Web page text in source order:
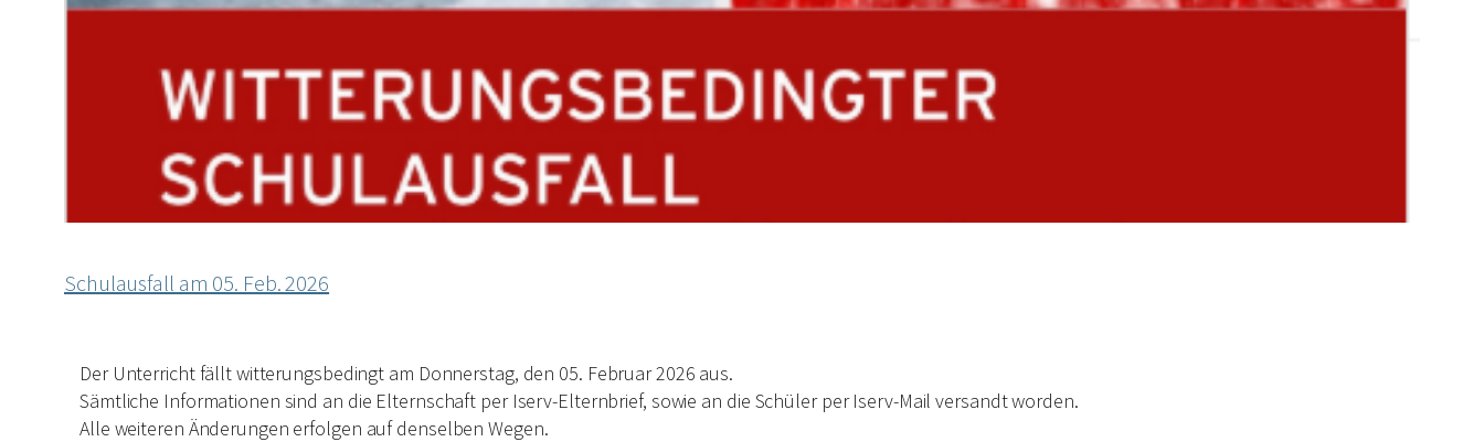
Schulausfall am 05. Feb. 2026
Der Unterricht fällt witterungsbedingt am Donnerstag, den 05. Februar 2026 aus.
Sämtliche Informationen sind an die Elternschaft per Iserv-Elternbrief, sowie an die Schüler per Iserv-Mail versandt worden.
Alle weiteren Änderungen erfolgen auf denselben Wegen.